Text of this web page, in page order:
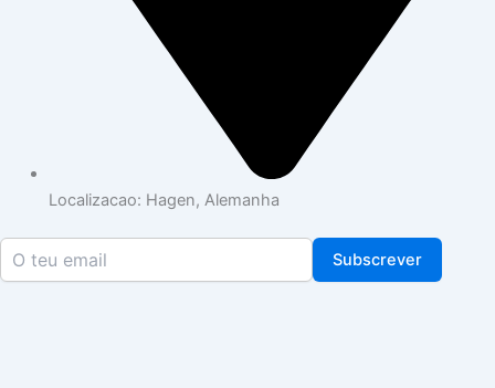
Localizacao: Hagen, Alemanha
Subscrever